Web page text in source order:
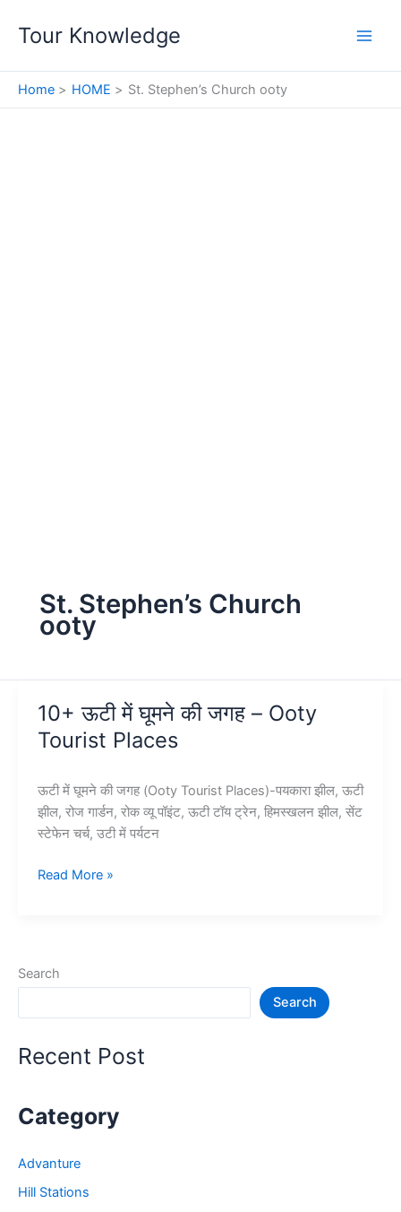
Tour Knowledge
Home HOME St. Stephen’s Church ooty
St. Stephen’s Church
ooty
10+ ऊटी में घूमने की जगह – Ooty
Tourist Places
ऊटी में घूमने की जगह (Ooty Tourist Places)-पयकारा झील, ऊटी
झील, रोज गार्डन, रोक व्यू पॉइंट, ऊटी टॉय ट्रेन, हिमस्खलन झील, सेंट
स्टेफेन चर्च, उटी में पर्यटन
10+
जगह
Places
Read More »
Search
Search
Recent Post
Category
Advanture
Hill Stations